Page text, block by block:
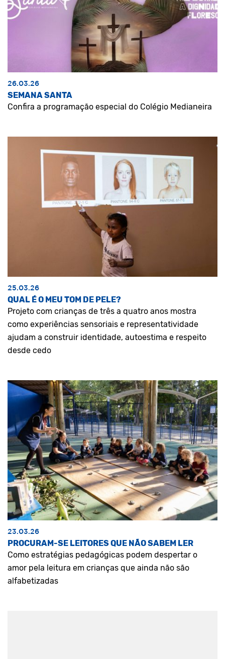
26.03.26
SEMANA SANTA
Confira a programação especial do Colégio Medianeira
25.03.26
QUAL É O MEU TOM DE PELE?
Projeto com crianças de três a quatro anos mostra
como experiências sensoriais e representatividade
ajudam a construir identidade, autoestima e respeito
desde cedo
23.03.26
PROCURAM-SE LEITORES QUE NÃO SABEM LER
Como estratégias pedagógicas podem despertar o
amor pela leitura em crianças que ainda não são
alfabetizadas